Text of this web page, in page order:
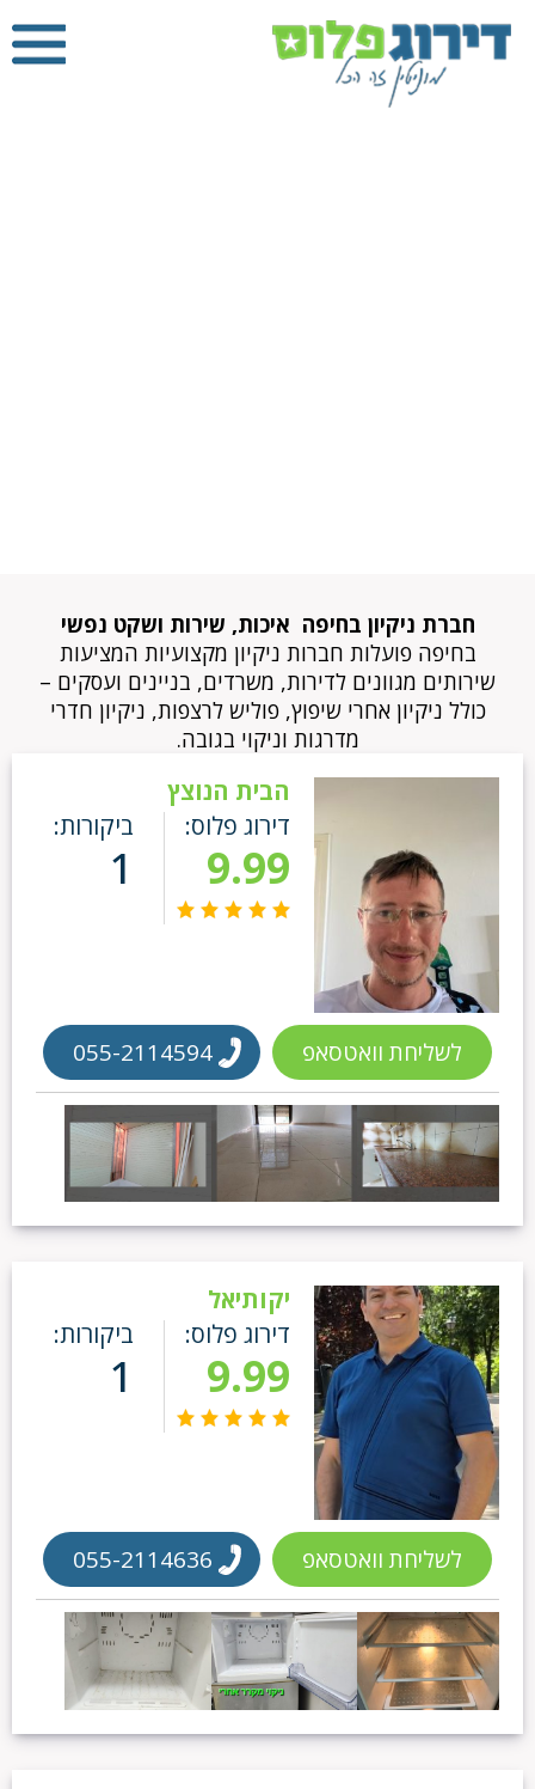
חברת ניקיון בחיפה איכות, שירות ושקט נפשי
בחיפה פועלות חברות ניקיון מקצועיות המציעות
שירותים מגוונים לדירות, משרדים, בניינים ועסקים –
כולל ניקיון אחרי שיפוץ, פוליש לרצפות, ניקיון חדרי
מדרגות וניקוי בגובה.
הבית הנוצץ
דירוג פלוס:
9.99
ביקורות:
1
לשליחת וואטסאפ 055-2114594
יקותיאל
דירוג פלוס:
9.99
ביקורות:
1
לשליחת וואטסאפ 055-2114636